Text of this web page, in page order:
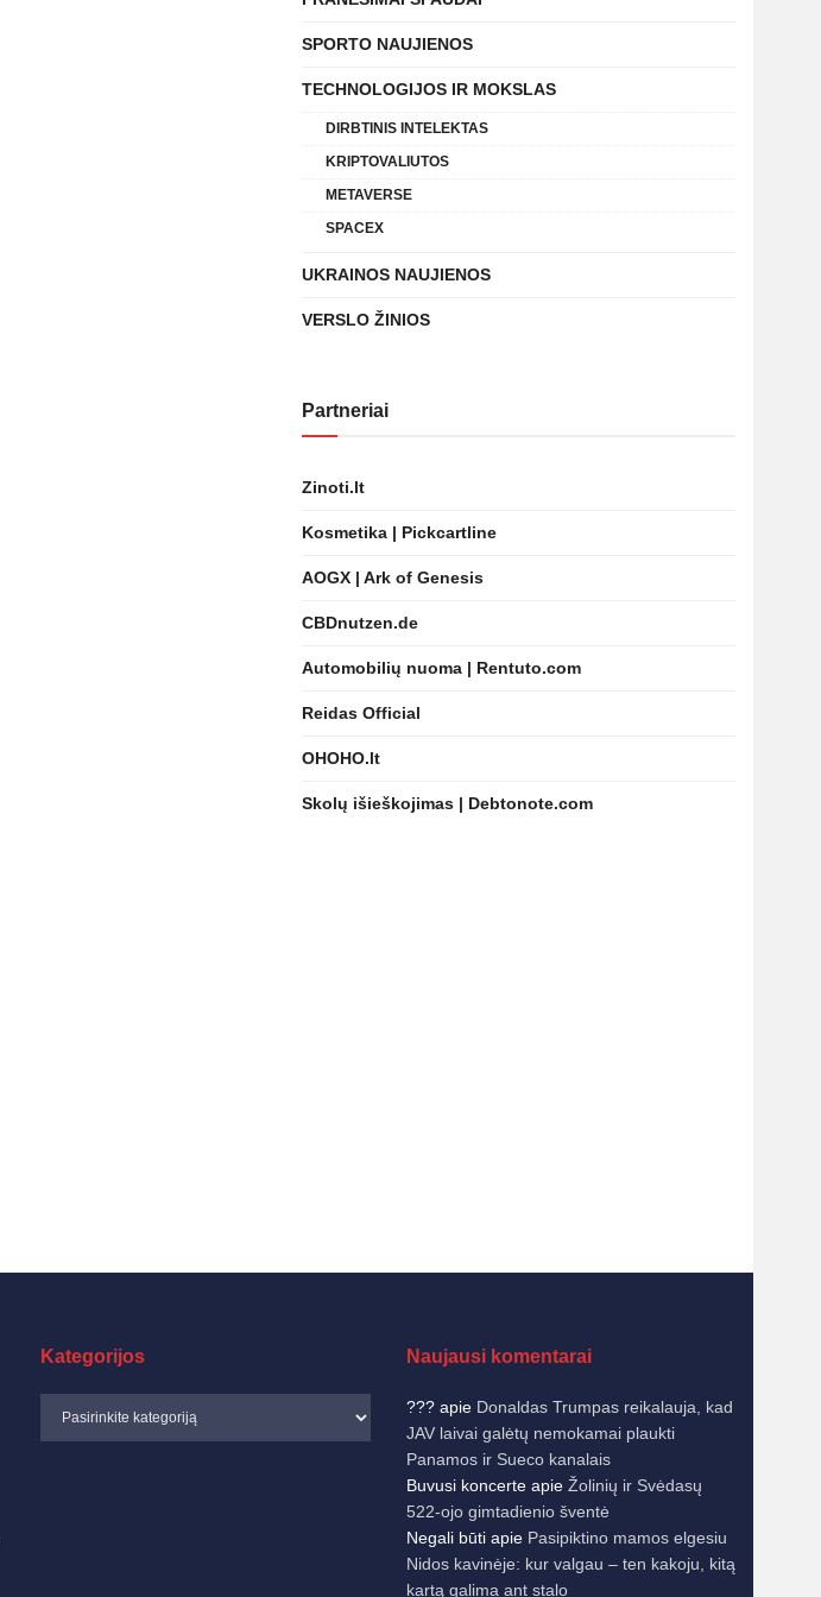
SPORTO NAUJIENOS
TECHNOLOGIJOS IR MOKSLAS
DIRBTINIS INTELEKTAS
KRIPTOVALIUTOS
METAVERSE
SPACEX
UKRAINOS NAUJIENOS
VERSLO ŽINIOS
Partneriai
Zinoti.lt
Kosmetika | Pickcartline
AOGX | Ark of Genesis
CBDnutzen.de
Automobilių nuoma | Rentuto.com
Reidas Official
OHOHO.lt
Skolų išieškojimas | Debtonote.com
Kategorijos Naujausi komentarai
???apie Donaldas Trumpas reikalauja, kad
JAV laivai galėtų nemokamai plaukti
Panamos ir Sueco kanalais
Buvusi koncerteapie Žolinių ir Svėdasų
522-ojo gimtadienio šventė
Negali būtiapie Pasipiktino mamos elgesiu
Nidos kavinėje: kur valgau – ten kakoju, kitą
kartą galima ant stalo